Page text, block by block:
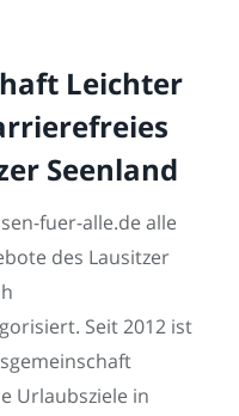
Leichter
Seenland
fuer-alle.de alle
des Lausitzer
Seit 2012 ist
Urlaubsziele in